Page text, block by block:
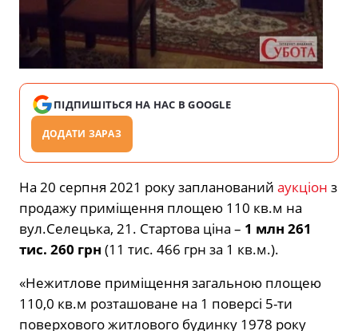
ПІДПИШІТЬСЯ НА НАС В GOOGLE
ДОДАТИ ЗАРАЗ
На 20 серпня 2021 року запланований аукціон з
продажу приміщення площею 110 кв.м на
вул.Селецька, 21. Стартова ціна – 1 млн 261
тис. 260 грн (11 тис. 466 грн за 1 кв.м.).
«Нежитлове приміщення загальною площею
110,0 кв.м розташоване на 1 поверсі 5-ти
поверхового житлового будинку 1978 року